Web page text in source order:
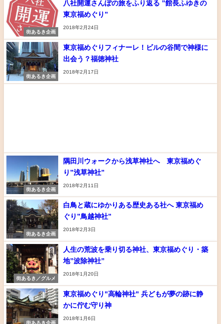
街あるき企画
八社開運さんぽの旅をふり返る ”館長ふゆきの
東京福めぐり”
2018年2月24日
街あるき企画
東京福めぐりフィナーレ！ビルの谷間で神様に
出会う？福徳神社
2018年2月17日
街あるき企画
隅田川ウォークから浅草神社へ 東京福めぐ
り”浅草神社”
2018年2月11日
街あるき企画
白鳥と蔵にゆかりある歴史ある社へ 東京福め
ぐり”鳥越神社”
2018年2月3日
街あるき／グルメ
人生の荒波を乗り切る神社、東京福めぐり・築
地”波除神社”
2018年1月20日
街あるき企画
東京福めぐり"高輪神社" 兵どもが夢の跡に静
かに佇む守り神
2018年1月6日